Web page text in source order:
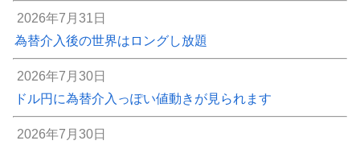
2026年7月31日
為替介入後の世界はロングし放題
2026年7月30日
ドル円に為替介入っぽい値動きが見られます
2026年7月30日